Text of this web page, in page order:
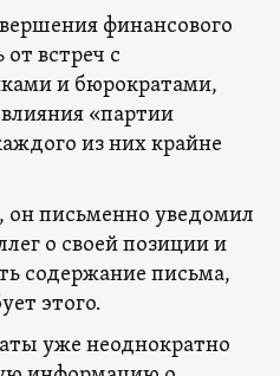
финансового
встреч с
и бюрократами,
«партии
из них крайне
письменно уведомил
о своей позиции и
содержание письма,
этого.
уже неоднократно